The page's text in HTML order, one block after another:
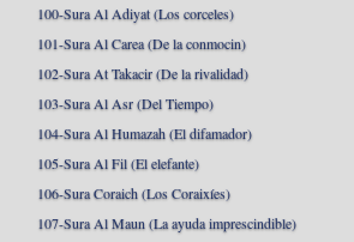
100-Sura Al Adiyat (Los corceles)
101-Sura Al Carea (De la conmocin)
102-Sura At Takacir (De la rivalidad)
103-Sura Al Asr (Del Tiempo)
104-Sura Al Humazah (El difamador)
105-Sura Al Fil (El elefante)
106-Sura Coraich (Los Coraixíes)
107-Sura Al Maun (La ayuda imprescindible)